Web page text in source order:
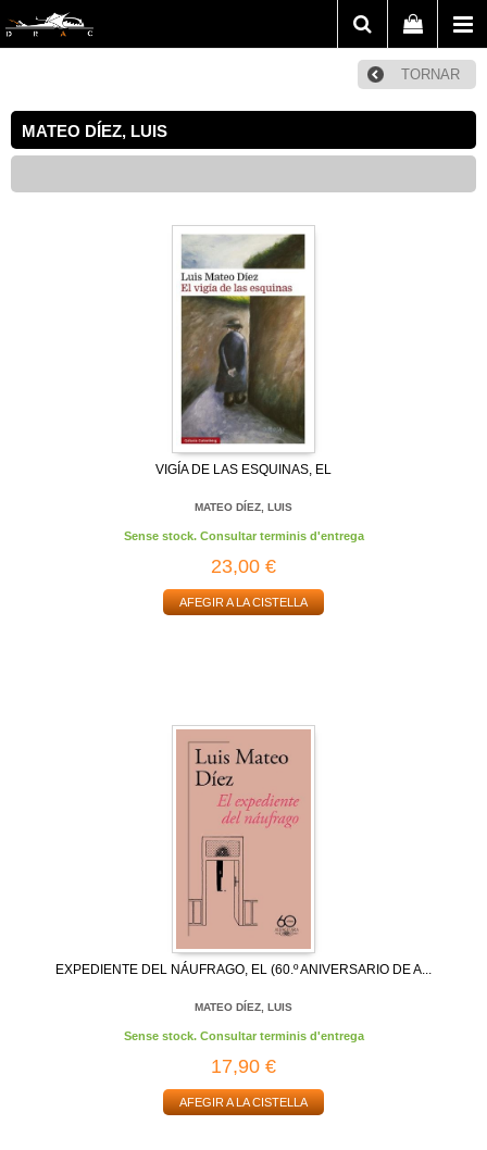
TORNAR
MATEO DÍEZ, LUIS
VIGÍA DE LAS ESQUINAS, EL
MATEO DÍEZ, LUIS
Sense stock. Consultar terminis d'entrega
23,00 €
AFEGIR A LA CISTELLA
EXPEDIENTE DEL NÁUFRAGO, EL (60.º ANIVERSARIO DE A...
MATEO DÍEZ, LUIS
Sense stock. Consultar terminis d'entrega
17,90 €
AFEGIR A LA CISTELLA